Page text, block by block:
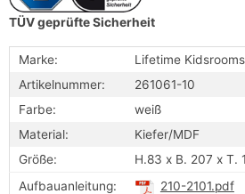
TÜV geprüfte Sicherheit
Marke:
Lifetime Kidsrooms
Artikelnummer:
261061-10
Farbe:
weiß
Material:
Kiefer/MDF
Größe:
H.83 x B. 207 x T.
Aufbauanleitung:
210-2101.pdf